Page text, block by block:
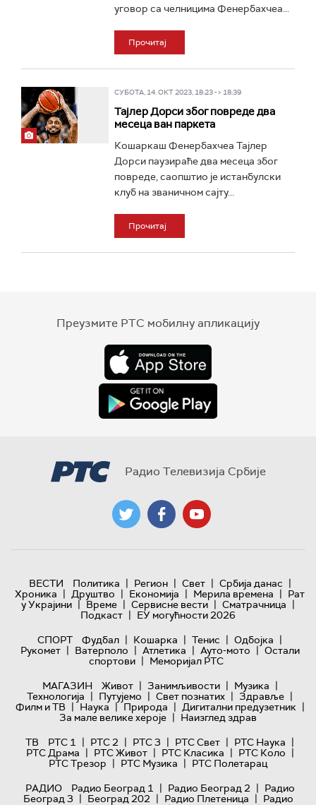
уговор са челницима Фенербахчеа...
Прочитај
СУБОТА, 14. ОКТ 2023, 18:23 -> 18:39
Тајлер Дорси због повреде два
месеца ван паркета
Кошаркаш Фенербахчеа Тајлер
Дорси паузираће два месеца због
повреде, саопштио је истанбулски
клуб на званичном сајту...
Прочитај
Преузмите РТС мобилну апликацију
Радио Телевизија Србије
ВЕСТИ Политика | Регион | Свет | Србија данас |
Хроника | Друштво | Економија | Мерила времена | Рат
у Украјини | Време | Сервисне вести | Сматрачница |
Подкаст | ЕУ могућности 2026
СПОРТ
Фудбал | Кошарка | Тенис | Одбојка |
Рукомет | Ватерполо | Атлетика | Ауто-мото | Остали
спортови | Меморијал РТС
МАГАЗИН
Живот | Занимљивости | Музика |
Технологијa | Путујемо | Свет познатих | Здравље |
Филм и ТВ | Наука | Природа | Дигитални предузетник |
За мале велике хероје | Наизглед здрав
ТВ
РТС 1 | РТС 2 | РТС 3 | РТС Свет | РТС Наука |
РТС Драма | РТС Живот | РТС Класика | РТС Коло |
РТС Трезор | РТС Музика | РТС Полетарац
РАДИО
Радио Београд 1 | Радио Београд 2 | Радио
Београд 3 | Београд 202 | Радио Плетеница | Радио